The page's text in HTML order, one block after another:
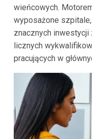
wieńcowych.
wyposażone
znacznych inwestycji
licznych
pracujących w